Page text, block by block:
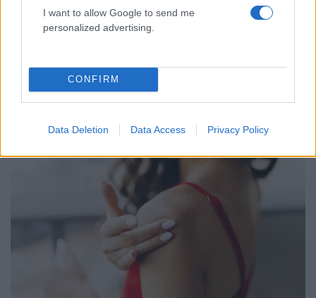
I want to allow Google to send me
personalized advertising.
CONFIRM
Data Deletion Data Access Privacy Policy
2 βράδια το 55% της έκτασης
Ελλάδα: Περισσότερα